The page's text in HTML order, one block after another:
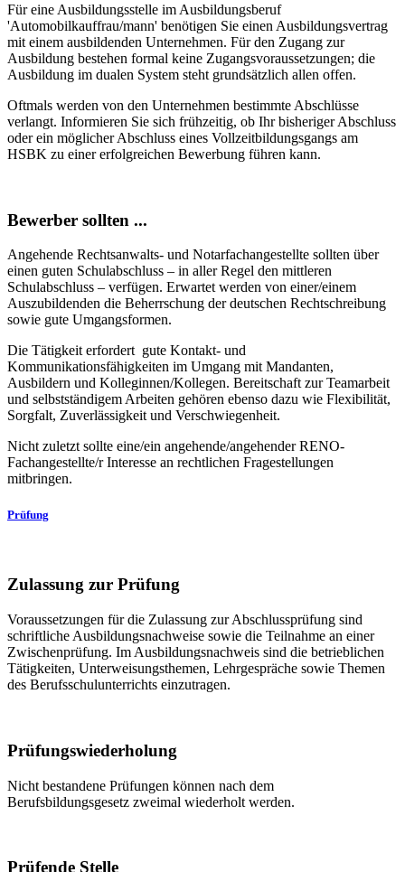
Für eine Ausbildungsstelle im Ausbildungsberuf
'Automobilkauffrau/mann' benötigen Sie einen Ausbildungsvertrag
mit einem ausbildenden Unternehmen. Für den Zugang zur
Ausbildung bestehen formal keine Zugangsvoraussetzungen; die
Ausbildung im dualen System steht grundsätzlich allen offen.
Oftmals werden von den Unternehmen bestimmte Abschlüsse
verlangt. Informieren Sie sich frühzeitig, ob Ihr bisheriger Abschluss
oder ein möglicher Abschluss eines Vollzeitbildungsgangs am
HSBK zu einer erfolgreichen Bewerbung führen kann.
Bewerber sollten ...
Angehende Rechtsanwalts- und Notarfachangestellte sollten über
einen guten Schulabschluss – in aller Regel den mittleren
Schulabschluss – verfügen. Erwartet werden von einer/einem
Auszubildenden die Beherrschung der deutschen Rechtschreibung
sowie gute Umgangsformen.
Die Tätigkeit erfordert gute Kontakt- und
Kommunikationsfähigkeiten im Umgang mit Mandanten,
Ausbildern und Kolleginnen/Kollegen. Bereitschaft zur Teamarbeit
und selbstständigem Arbeiten gehören ebenso dazu wie Flexibilität,
Sorgfalt, Zuverlässigkeit und Verschwiegenheit.
Nicht zuletzt sollte eine/ein angehende/angehender RENO-
Fachangestellte/r Interesse an rechtlichen Fragestellungen
mitbringen.
Prüfung
Zulassung zur Prüfung
Voraussetzungen für die Zulassung zur Abschlussprüfung sind
schriftliche Ausbildungsnachweise sowie die Teilnahme an einer
Zwischenprüfung. Im Ausbildungsnachweis sind die betrieblichen
Tätigkeiten, Unterweisungsthemen, Lehrgespräche sowie Themen
des Berufsschulunterrichts einzutragen.
Prüfungswiederholung
Nicht bestandene Prüfungen können nach dem
Berufsbildungsgesetz zweimal wiederholt werden.
Prüfende Stelle